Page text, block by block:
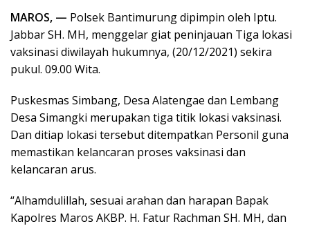
MAROS, — Polsek Bantimurung dipimpin oleh Iptu.
Jabbar SH. MH, menggelar giat peninjauan Tiga lokasi
vaksinasi diwilayah hukumnya, (20/12/2021) sekira
pukul. 09.00 Wita.
Puskesmas Simbang, Desa Alatengae dan Lembang
Desa Simangki merupakan tiga titik lokasi vaksinasi.
Dan ditiap lokasi tersebut ditempatkan Personil guna
memastikan kelancaran proses vaksinasi dan
kelancaran arus.
“Alhamdulillah, sesuai arahan dan harapan Bapak
Kapolres Maros AKBP. H. Fatur Rachman SH. MH, dan